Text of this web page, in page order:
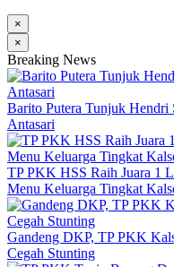
×
×
Breaking News
Barito Putera Tunjuk Hendri
Antasari
TP PKK HSS Raih Juara 1
Menu Keluarga Tingkat
Gandeng DKP, TP PKK
Cegah Stunting